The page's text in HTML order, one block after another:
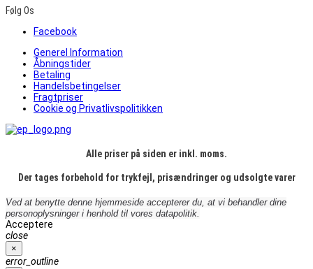
Følg Os
Facebook
Generel Information
Åbningstider
Betaling
Handelsbetingelser
Fragtpriser
Cookie og Privatlivspolitikken
Alle priser på siden er inkl. moms.
Der tages forbehold for trykfejl, prisændringer og udsolgte varer
Ved at benytte denne hjemmeside accepterer du, at vi behandler dine
personoplysninger i henhold til vores datapolitik.
Acceptere
close
×
error_outline